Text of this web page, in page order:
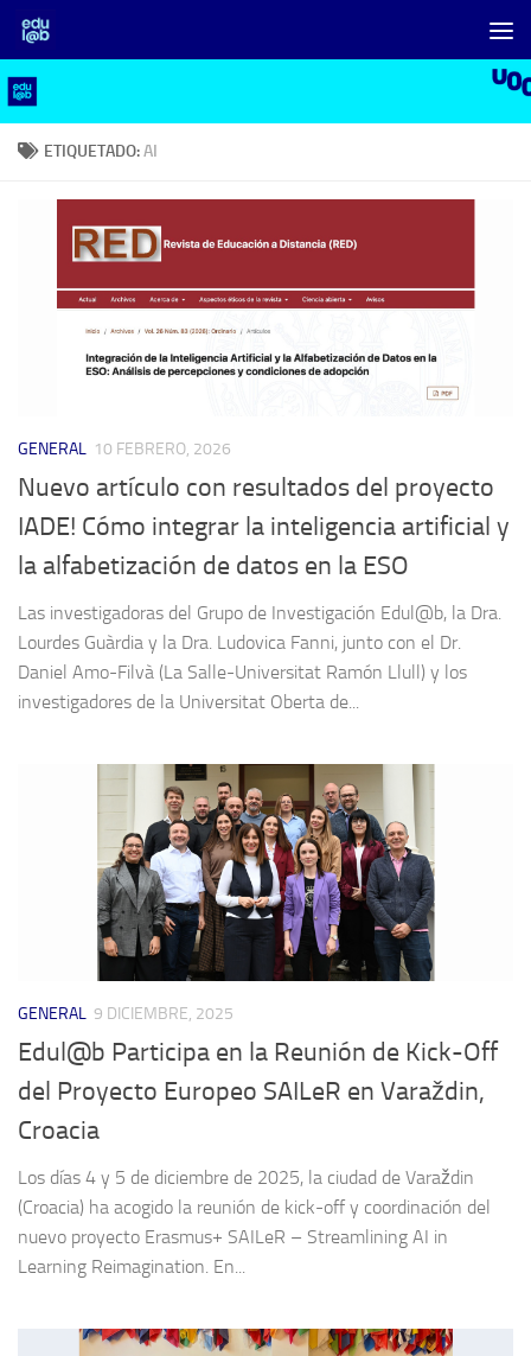
Saltar al contenido
ETIQUETADO:AI
GENERAL 10 FEBRERO, 2026
Nuevo artículo con resultados del proyecto
IADE! Cómo integrar la inteligencia artificial y
la alfabetización de datos en la ESO
Las investigadoras del Grupo de Investigación Edul@b, la Dra.
Lourdes Guàrdia y la Dra. Ludovica Fanni, junto con el Dr.
Daniel Amo-Filvà (La Salle-Universitat Ramón Llull) y los
investigadores de la Universitat Oberta de...
GENERAL 9 DICIEMBRE, 2025
Edul@b Participa en la Reunión de Kick-Off
del Proyecto Europeo SAILeR en Varaždin,
Croacia
Los días 4 y 5 de diciembre de 2025, la ciudad de Varaždin
(Croacia) ha acogido la reunión de kick-off y coordinación del
nuevo proyecto Erasmus+ SAILeR – Streamlining AI in
Learning Reimagination. En...